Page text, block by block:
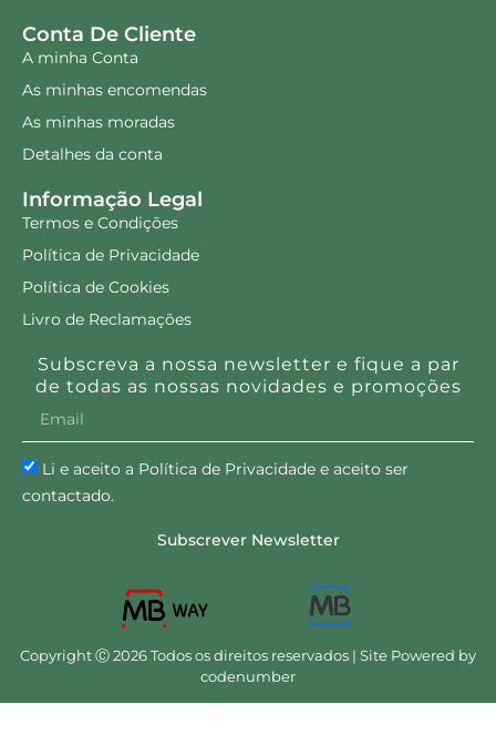
Conta De Cliente
A minha Conta
As minhas encomendas
As minhas moradas
Detalhes da conta
Informação Legal
Termos e Condições
Política de Privacidade
Política de Cookies
Livro de Reclamações
Subscreva a nossa newsletter e fique a par
de todas as nossas novidades e promoções
Li e aceito a Política de Privacidade e aceito ser
contactado.
Subscrever Newsletter
Copyright Ⓒ 2026 Todos os direitos reservados | Site Powered by
codenumber